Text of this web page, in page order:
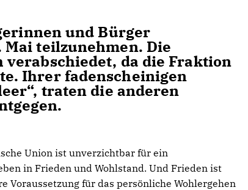
und Bürger
teilzunehmen. Die
da die Fraktion
Ihrer fadenscheinigen
traten die anderen
Union ist unverzichtbar für ein
in Frieden und Wohlstand. Und Frieden ist
Voraussetzung für das persönliche Wohlergehen